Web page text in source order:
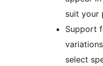
suit your
Support
select